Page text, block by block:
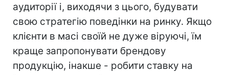
аудиторії і, виходячи з цього, будувати
свою стратегію поведінки на ринку. Якщо
клієнти в масі своїй не дуже віруючі, їм
краще запропонувати брендову
продукцію, інакше - робити ставку на